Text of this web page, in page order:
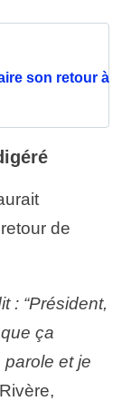
son retour à
de
: “Président,
ça
parole et je